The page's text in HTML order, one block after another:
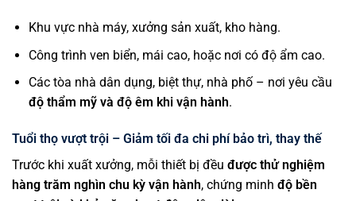
Khu vực nhà máy, xưởng sản xuất, kho hàng.
Công trình ven biển, mái cao, hoặc nơi có độ ẩm cao.
Các tòa nhà dân dụng, biệt thự, nhà phố – nơi yêu cầu
độ thẩm mỹ và độ êm khi vận hành.
Tuổi thọ vượt trội – Giảm tối đa chi phí bảo trì, thay thế
Trước khi xuất xưởng, mỗi thiết bị đều được thử nghiệm
hàng trăm nghìn chu kỳ vận hành, chứng minh độ bền